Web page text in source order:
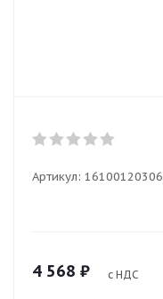
Артикул: 16100120306
4 568 ₽ с НДС